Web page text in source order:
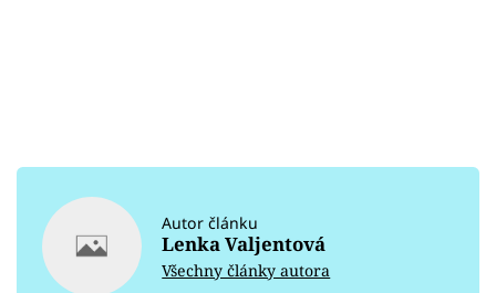
Autor článku
Lenka Valjentová
Všechny články autora